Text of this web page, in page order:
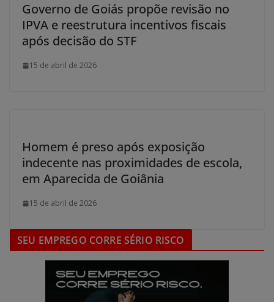
Governo de Goiás propõe revisão no
IPVA e reestrutura incentivos fiscais
após decisão do STF
15 de abril de 2026
Homem é preso após exposição
indecente nas proximidades de escola,
em Aparecida de Goiânia
15 de abril de 2026
SEU EMPREGO CORRE SÉRIO RISCO